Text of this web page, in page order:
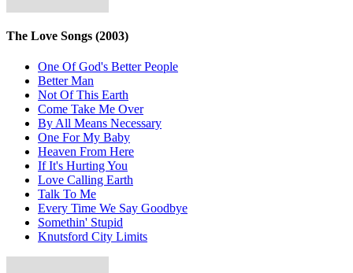
The Love Songs (2003)
One Of God's Better People
Better Man
Not Of This Earth
Come Take Me Over
By All Means Necessary
One For My Baby
Heaven From Here
If It's Hurting You
Love Calling Earth
Talk To Me
Every Time We Say Goodbye
Somethin' Stupid
Knutsford City Limits